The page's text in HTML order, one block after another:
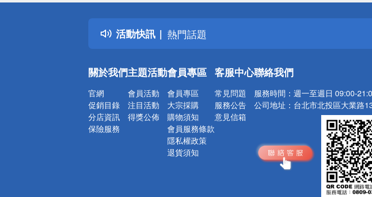
活動快訊
詐騙網頁！請小心！
得獎公告
熱門話題
銀行優惠
詐騙網頁！請小心！
關於我們
官網
促銷目錄
分店資訊
保險服務
主題活動
會員活動
注目活動
得獎公佈
會員專區
會員專區
大宗採購
購物須知
會員服務條款
隱私權政策
退貨須知
客服中心
常見問題
服務公告
意見信箱
聯絡我們
服務時間： 週一至週日 09:00-
公司地址： 台北市北投區大業路